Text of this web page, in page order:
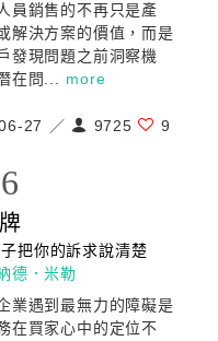
員銷售的不再只是產
解決方案的價值，而是
發現問題之前洞察機
在問... more
27 ／ 9725 9
把你的訴求說清楚
德．米勒
業遇到最無力的障礙是
在買家心中的定位不